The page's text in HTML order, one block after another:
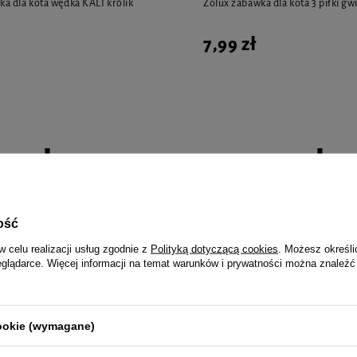
dla kota wędka KALI królik
Zolux zabawka dla kota 3 piłki
7,99 zł
przez naszych
i poidło automatyczne dla
Happs Płyn na kleszcze i komary
celu realizacji usług zgodnie z Polityką dotyczącą cookies . Możesz
Więcej informacji na temat warunków i prywatności można
(wymagane)